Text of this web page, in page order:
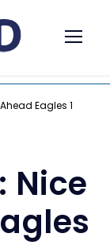
Eagles 1
Nice